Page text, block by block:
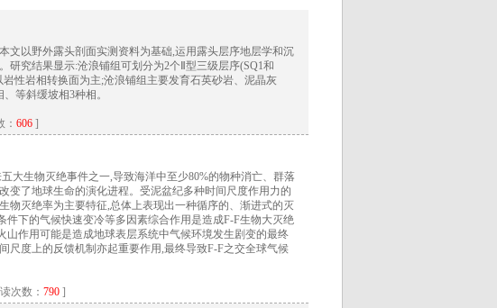
文以野外露头剖面实测资料为基础,运用露头层序地层学和沉
究结果显示:沧浪铺组可划分为2个Ⅱ型三级层序(SQ1和
性岩相转换面为主;沧浪铺组主要发育石英砂岩、泥晶灰
等斜缓坡相3种相。
606 ]
大生物灭绝事件之一,导致海洋中至少80%的物种消亡、群落
变了地球生命的演化进程。受泥盆纪多种时间尺度作用力的
物灭绝率为主要特征,总体上表现出一种循序的、渐进式的灭
下的气候快速变冷等多因素综合作用是造成F-F生物大灭绝
作用可能是造成地球表层系统中气候环境发生剧变的最终
尺度上的反馈机制亦起重要作用,最终导致F-F之交全球气候
次数： 790 ]